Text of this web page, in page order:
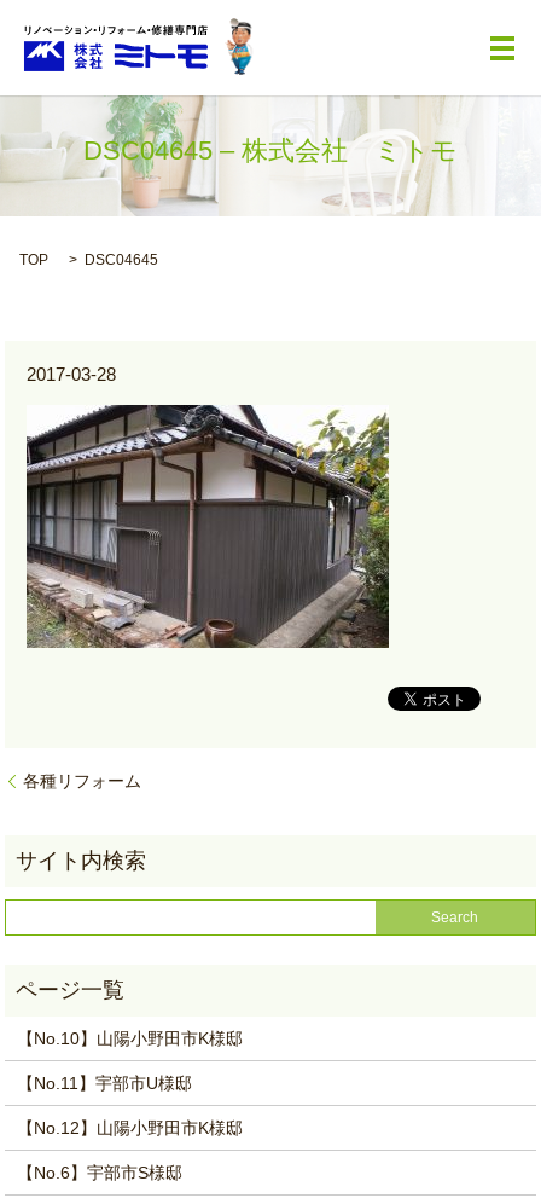
メ
DSC04645 – 株式会社 ミトモ
TOP DSC04645
2017-03-28
各種リフォーム
【No.10】山陽小野田市K様邸
【No.11】宇部市U様邸
【No.12】山陽小野田市K様邸
【No.6】宇部市S様邸